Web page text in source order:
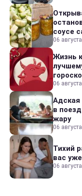
соусе
06
Жизнь
06
Адская
в
жару
06
Тихий
вас
06